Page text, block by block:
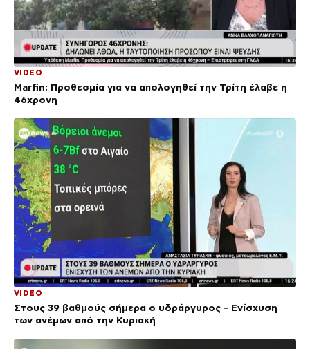
VIDEO
Marfin: Προθεσμία για να απολογηθεί την Τρίτη έλαβε η
46χρονη
VIDEO
Στους 39 βαθμούς σήμερα ο υδράργυρος – Ενίσχυση
των ανέμων από την Κυριακή